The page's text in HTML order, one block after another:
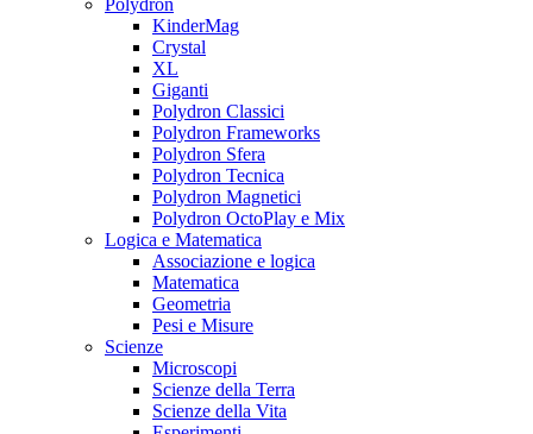
KinderMag
Crystal
XL
Giganti
Polydron Classici
Polydron Frameworks
Polydron Sfera
Polydron Tecnica
Polydron Magnetici
Polydron OctoPlay e Mix
Logica e Matematica
Associazione e logica
Matematica
Geometria
Pesi e Misure
Scienze
Microscopi
Scienze della Terra
Scienze della Vita